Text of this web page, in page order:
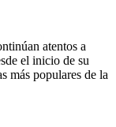
atentos a
el inicio de su
más populares de la